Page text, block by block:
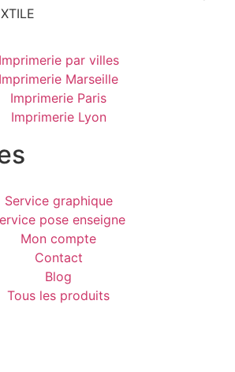
Imprimerie par villes
Imprimerie Marseille
Imprimerie Paris
Imprimerie Lyon
Service graphique
pose enseigne
Mon compte
Contact
Blog
Tous les produits